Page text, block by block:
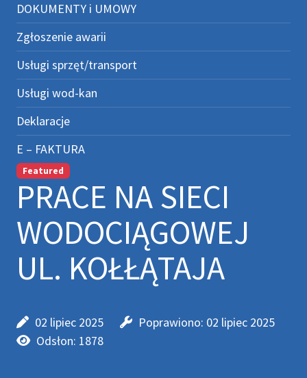
DOKUMENTY i UMOWY
Zgłoszenie awarii
Usługi sprzęt/transport
Usługi wod-kan
Deklaracje
E – FAKTURA
Featured
PRACE NA SIECI
WODOCIĄGOWEJ
UL. KOŁŁĄTAJA
02 lipiec 2025
Poprawiono: 02 lipiec 2025
Odsłon: 1878